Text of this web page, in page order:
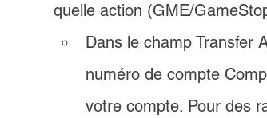
quelle action (GME/
Dans le champ Transfer
numéro de compte
votre compte. Pour des